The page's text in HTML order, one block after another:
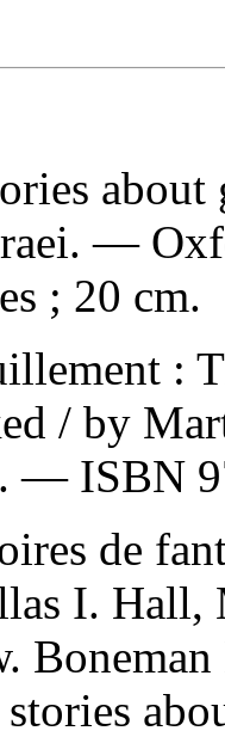
about
—
; 20 cm.
:
/ by
— ISBN
de
I. Hall,